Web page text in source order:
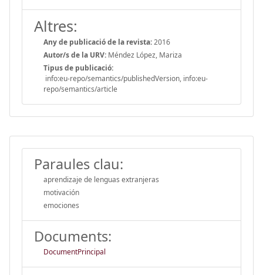
Altres:
Any de publicació de la revista:2016
Autor/s de la URV: Méndez López, Mariza
Tipus de publicació:
info:eu-repo/semantics/publishedVersion, info:eu-
repo/semantics/article
Paraules clau:
aprendizaje de lenguas extranjeras
motivación
emociones
Documents:
DocumentPrincipal